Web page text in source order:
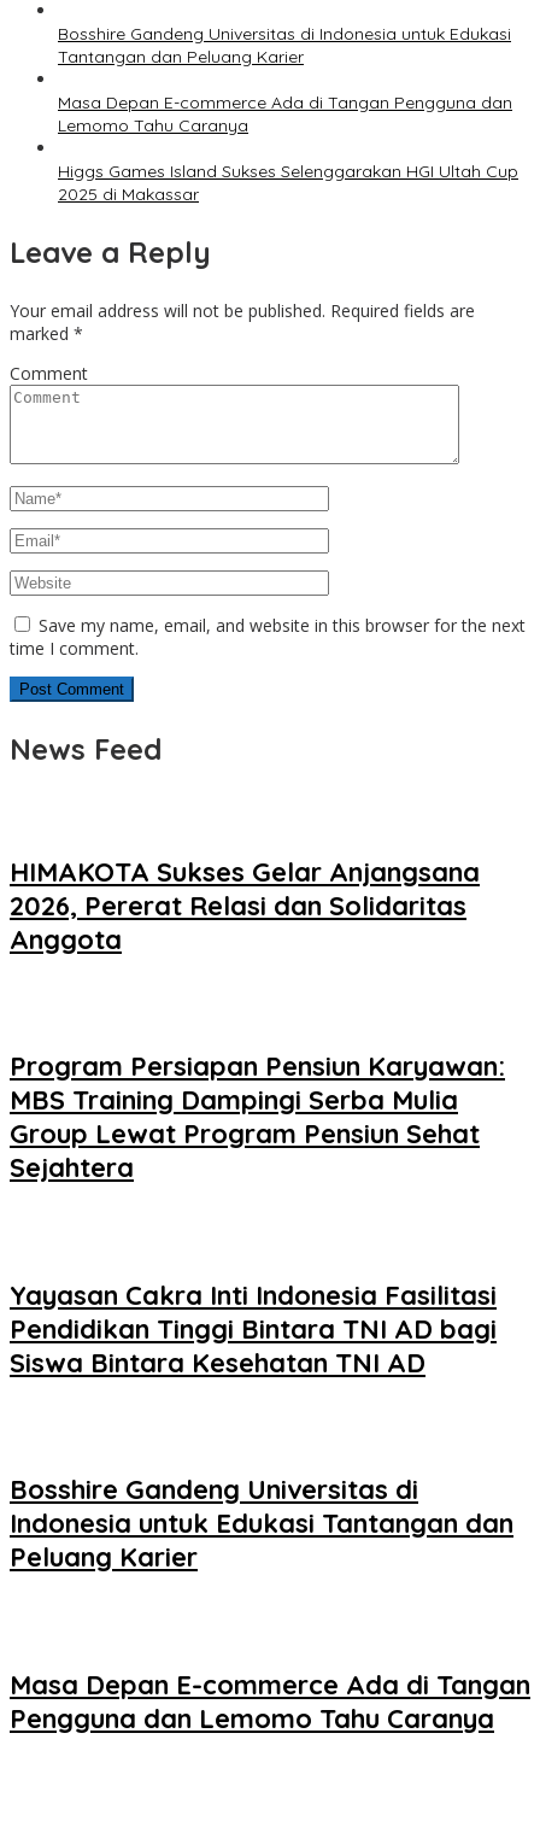
Bosshire Gandeng Universitas di Indonesia untuk Edukasi
Tantangan dan Peluang Karier
Masa Depan E-commerce Ada di Tangan Pengguna dan
Lemomo Tahu Caranya
Higgs Games Island Sukses Selenggarakan HGI Ultah Cup
2025 di Makassar
Leave a Reply
Your email address will not be published. Required fields are
marked *
Comment
Save my name, email, and website in this browser for the next
time I comment.
News Feed
HIMAKOTA Sukses Gelar Anjangsana
2026, Pererat Relasi dan Solidaritas
Anggota
Program Persiapan Pensiun Karyawan:
MBS Training Dampingi Serba Mulia
Group Lewat Program Pensiun Sehat
Sejahtera
Yayasan Cakra Inti Indonesia Fasilitasi
Pendidikan Tinggi Bintara TNI AD bagi
Siswa Bintara Kesehatan TNI AD
Bosshire Gandeng Universitas di
Indonesia untuk Edukasi Tantangan dan
Peluang Karier
Masa Depan E-commerce Ada di Tangan
Pengguna dan Lemomo Tahu Caranya